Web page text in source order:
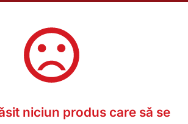
niciun produs care să se